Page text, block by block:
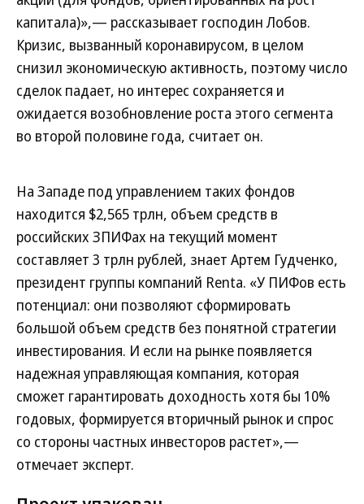
капитала)»,— рассказывает господин Лобов.
Кризис, вызванный коронавирусом, в целом
снизил экономическую активность, поэтому число
сделок падает, но интерес сохраняется и
ожидается возобновление роста этого сегмента
во второй половине года, считает он.
На Западе под управлением таких фондов
находится $2,565 трлн, объем средств в
российских ЗПИФах на текущий момент
составляет 3 трлн рублей, знает Артем Гудченко,
президент группы компаний Renta. «У ПИФов есть
потенциал: они позволяют сформировать
большой объем средств без понятной стратегии
инвестирования. И если на рынке появляется
надежная управляющая компания, которая
сможет гарантировать доходность хотя бы 10%
годовых, формируется вторичный рынок и спрос
со стороны частных инвесторов растет»,—
отмечает эксперт.